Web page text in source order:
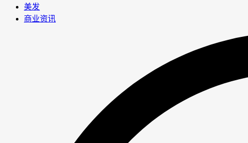
美发
商业资讯